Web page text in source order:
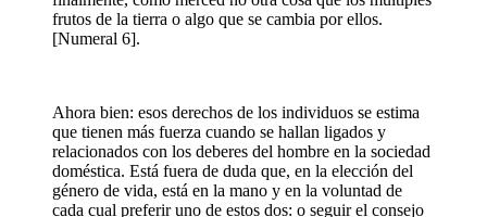
frutos de la tierra o algo que se cambia por ellos.
[Numeral 6].
Ahora bien: esos derechos de los individuos se estima
que tienen más fuerza cuando se hallan ligados y
relacionados con los deberes del hombre en la sociedad
doméstica. Está fuera de duda que, en la elección del
género de vida, está en la mano y en la voluntad de
cada cual preferir uno de estos dos: o seguir el consejo